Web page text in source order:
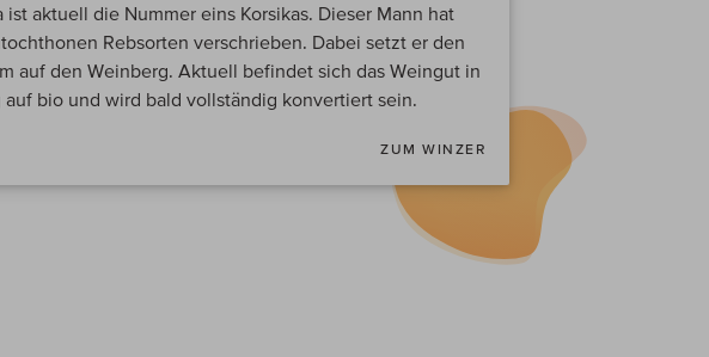
ist aktuell die Nummer eins Korsikas. Dieser Mann hat
Rebsorten verschrieben. Dabei setzt er den
auf den Weinberg. Aktuell befindet sich das Weingut in
auf bio und wird bald vollständig konvertiert sein.
ZUM WINZER